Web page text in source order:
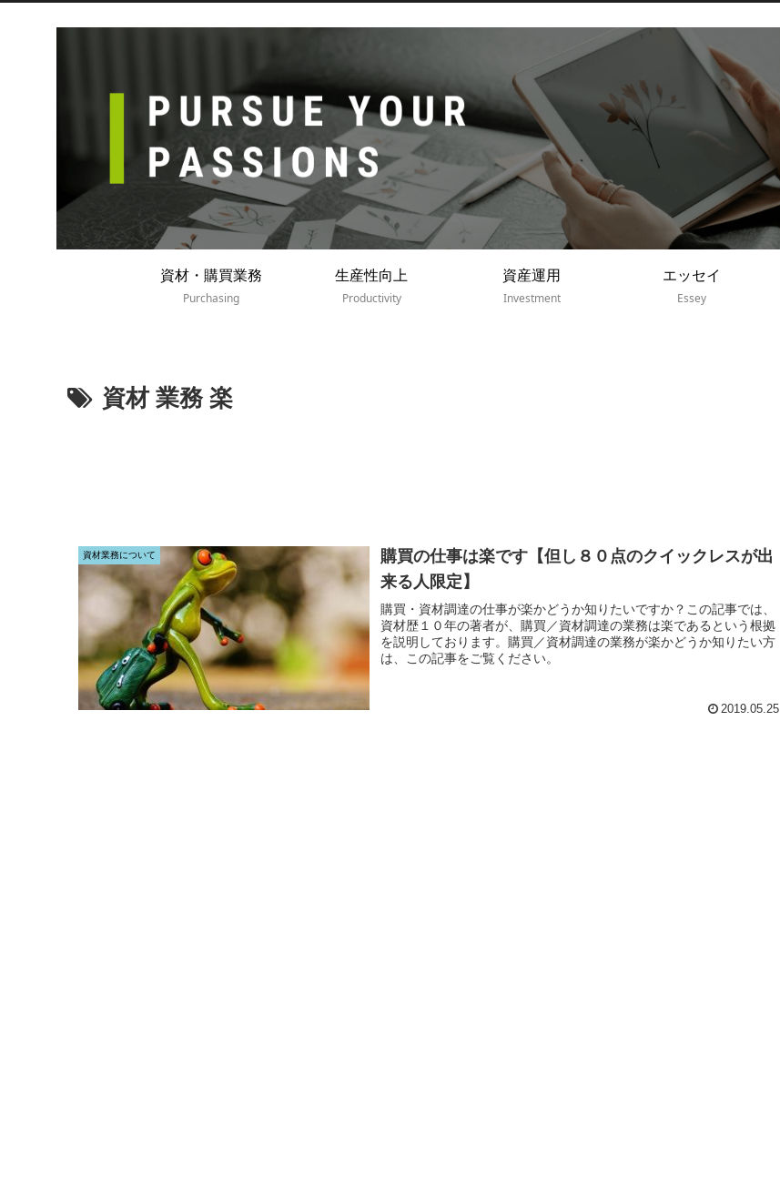
資材・購買業務
Purchasing
生産性向上
Productivity
資産運用
Investment
エッセイ
Essey
資材 業務 楽
資材業務について
購買の仕事は楽です【但し８０点のクイックレスが出
来る人限定】
購買・資材調達の仕事が楽かどうか知りたいですか？この記事では、
資材歴１０年の著者が、購買／資材調達の業務は楽であるという根拠
を説明しております。購買／資材調達の業務が楽かどうか知りたい方
は、この記事をご覧ください。
2019.05.25